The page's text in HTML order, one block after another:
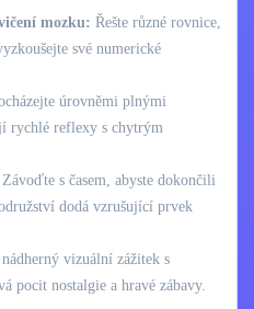
mozku: Řešte různé rovnice,
své numerické
úrovněmi plnými
rychlé reflexy s chytrým
Závoďte s časem, abyste dokončili
dodá vzrušující prvek
vizuální zážitek s
pocit nostalgie a hravé zábavy.